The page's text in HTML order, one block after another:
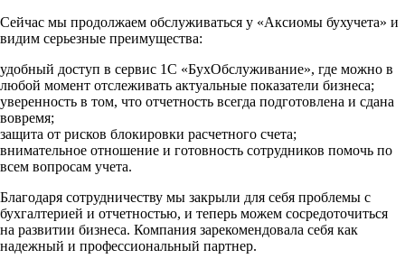
Сейчас мы продолжаем обслуживаться у «Аксиомы бухучета» и
видим серьезные преимущества:
удобный доступ в сервис 1С «БухОбслуживание», где можно в
любой момент отслеживать актуальные показатели бизнеса;
уверенность в том, что отчетность всегда подготовлена и сдана
вовремя;
защита от рисков блокировки расчетного счета;
внимательное отношение и готовность сотрудников помочь по
всем вопросам учета.
Благодаря сотрудничеству мы закрыли для себя проблемы с
бухгалтерией и отчетностью, и теперь можем сосредоточиться
на развитии бизнеса. Компания зарекомендовала себя как
надежный и профессиональный партнер.